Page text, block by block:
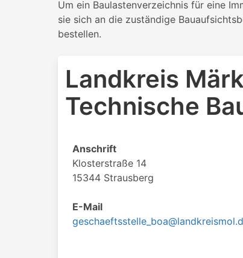
Um ein Baulastenverzeichnis für eine
sie sich an die zuständige
bestellen.
Landkreis
Technische
Anschrift
Klosterstraße 14
15344 Strausberg
E-Mail